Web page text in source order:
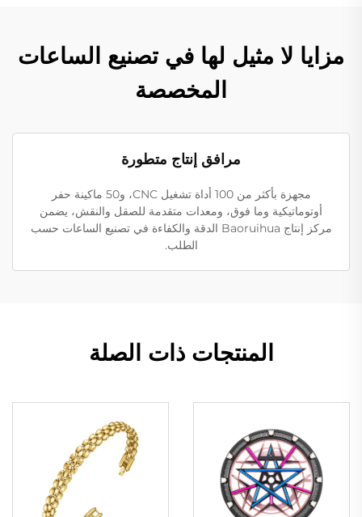
مزايا لا مثيل لها في تصنيع الساعات
المخصصة
مرافق إنتاج متطورة
مجهزة بأكثر من 100 أداة تشغيل CNC، و50 ماكينة حفر
أوتوماتيكية وما فوق، ومعدات متقدمة للصقل والنقش، يضمن
مركز إنتاج Baoruihua الدقة والكفاءة في تصنيع الساعات حسب
الطلب.
المنتجات ذات الصلة